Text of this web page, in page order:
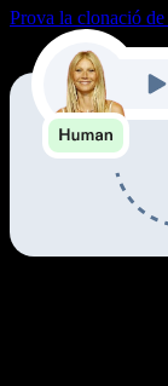
Prova la clonació